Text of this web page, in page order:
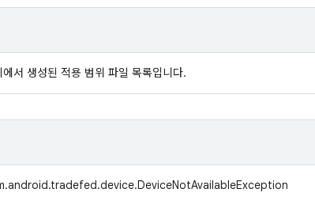
에서 생성된 적용 범위 파일 목록입니다.